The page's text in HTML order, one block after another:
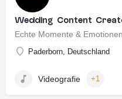
Wedding Content
Echte Momente & Emotionen.
Paderborn, Deutschland
Videografie +1